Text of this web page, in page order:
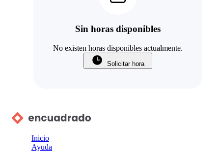
Sin horas disponibles
No existen horas disponibles actualmente.
Solicitar hora
Inicio
Ayuda